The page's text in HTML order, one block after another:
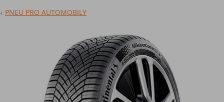
PNEU PRO AUTOMOBILY